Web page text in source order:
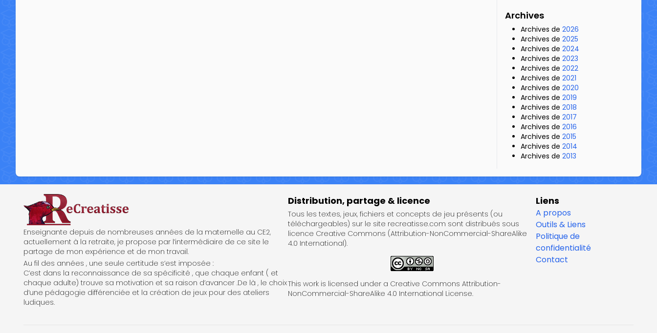
Archives
Archives de 2026
Archives de 2025
Archives de 2024
Archives de 2023
Archives de 2022
Archives de 2021
Archives de 2020
Archives de 2019
Archives de 2018
Archives de 2017
Archives de 2016
Archives de 2015
Archives de 2014
Archives de 2013
ReCreatisse
Enseignante depuis de nombreuses années de la maternelle au CE2,
actuellement à la retraite, je propose par l’intermédiaire de ce site le
partage de mon expérience et de mon travail.
Au fil des années , une seule certitude s’est imposée :
C’est dans la reconnaissance de sa spécificité , que chaque enfant ( et
chaque adulte) trouve sa motivation et sa raison d’avancer .De là , le choix
d’une pédagogie différenciée et la création de jeux pour des ateliers
ludiques.
Distribution, partage & licence
Tous les textes, jeux, fichiers et concepts de jeu présents (ou
téléchargeables) sur le site recreatisse.com sont distribués sous
licence Creative Commons (Attribution-NonCommercial-ShareAlike
4.0 International).
This work is licensed under a Creative Commons Attribution-
NonCommercial-ShareAlike 4.0 International License.
Liens
A propos
Outils & Liens
Politique de
confidentialité
Contact